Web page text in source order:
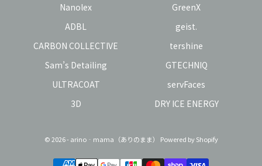
Nanolex
GreenX
ADBL
geist.
CARBON COLLECTIVE
tershine
Sam’s Detailing
GTECHNIQ
ULTRACOAT
servFaces
3D
DRY ICE ENERGY
© 2026 - arino‐mama（ありのまま） Powered by Shopify